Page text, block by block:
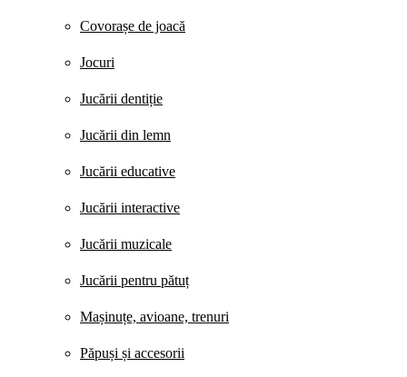
Covorașe de joacă
Jocuri
Jucării dentiție
Jucării din lemn
Jucării educative
Jucării interactive
Jucării muzicale
Jucării pentru pătuț
Mașinuțe, avioane, trenuri
Păpuși și accesorii